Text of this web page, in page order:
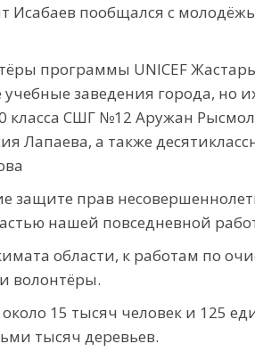
Исабаев пообщался с
программы UNICEF
заведения города, но
класса СШГ №12 Аружан
Лапаева, а также
прав
нашей повседневной
области, к работам по
волонтёры.
15 тысяч человек и 125
тысяч деревьев.